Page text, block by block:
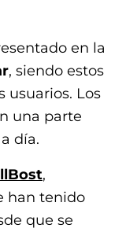
en la
, siendo estos
usuarios. Los
una parte
día.
,
han tenido
que se